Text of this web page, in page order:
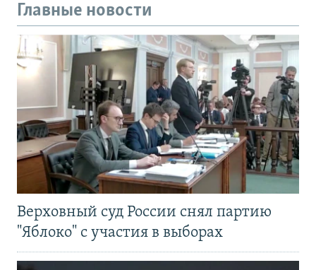
Главные новости
Верховный суд России снял партию
"Яблоко" с участия в выборах